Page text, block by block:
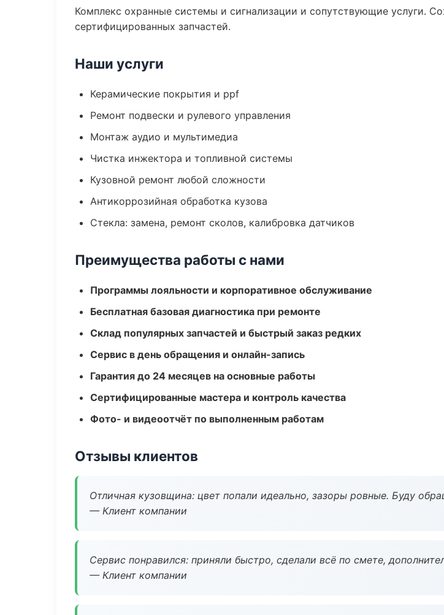
Комплекс охранные системы и сигнализации и сопутствующие услуги.
сертифицированных запчастей.
Наши услуги
Керамические покрытия и ppf
Ремонт подвески и рулевого управления
Монтаж аудио и мультимедиа
Чистка инжектора и топливной системы
Кузовной ремонт любой сложности
Антикоррозийная обработка кузова
Стекла: замена, ремонт сколов, калибровка датчиков
Преимущества работы с нами
Программы лояльности и корпоративное обслуживание
Бесплатная базовая диагностика при ремонте
Склад популярных запчастей и быстрый заказ редких
Сервис в день обращения и онлайн-запись
Гарантия до 24 месяцев на основные работы
Сертифицированные мастера и контроль качества
Фото- и видеоотчёт по выполненным работам
Отзывы клиентов
Отличная кузовщина: цвет попали идеально, зазоры ровные. Буду
— Клиент компании
Сервис понравился: приняли быстро, сделали всё по смете,
— Клиент компании